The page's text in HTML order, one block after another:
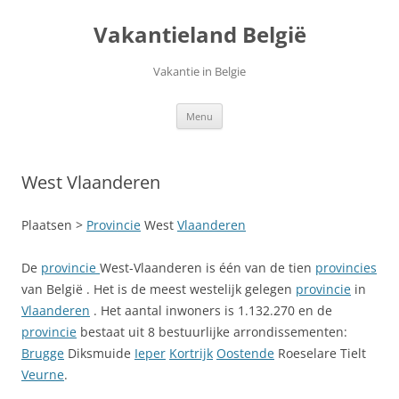
Vakantieland België
Vakantie in Belgie
Menu
West Vlaanderen
Plaatsen > Provincie West Vlaanderen
De provincie West-Vlaanderen is één van de tien provincies
van België . Het is de meest westelijk gelegen provincie in
Vlaanderen . Het aantal inwoners is 1.132.270 en de
provincie bestaat uit 8 bestuurlijke arrondissementen:
Brugge Diksmuide Ieper Kortrijk Oostende Roeselare Tielt
Veurne.